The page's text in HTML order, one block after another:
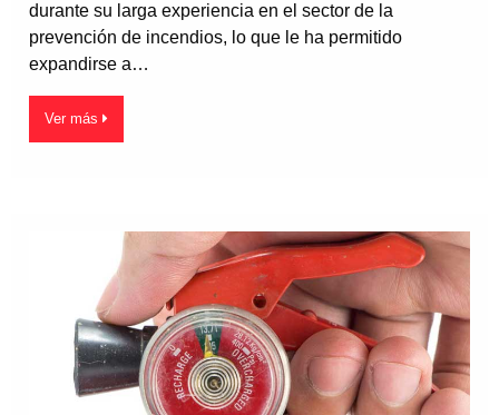
durante su larga experiencia en el sector de la
prevención de incendios, lo que le ha permitido
expandirse a…
Ver más